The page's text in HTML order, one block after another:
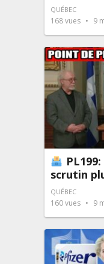
QUÉBEC
168vues 9
scrutin
QUÉBEC
160vues 9